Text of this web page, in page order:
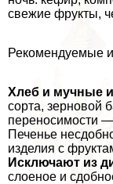
свежие фрукты,
Рекомендуемые
Хлеб и мучные
сорта, зерновой
переносимости
Печенье
изделия с
Исключают из
слоеное и